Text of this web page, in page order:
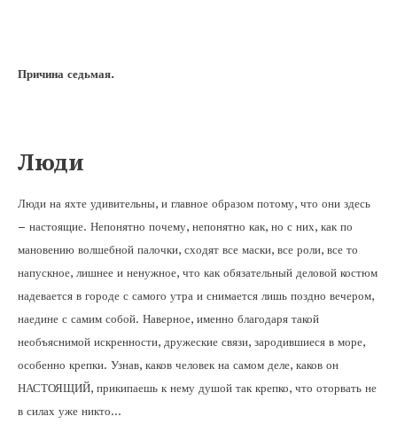
Причина седьмая.
Люди
Люди на яхте удивительны, и главное образом потому, что они здесь
– настоящие. Непонятно почему, непонятно как, но с них, как по
мановению волшебной палочки, сходят все маски, все роли, все то
напускное, лишнее и ненужное, что как обязательный деловой костюм
надевается в городе с самого утра и снимается лишь поздно вечером,
наедине с самим собой. Наверное, именно благодаря такой
необъяснимой искренности, дружеские связи, зародившиеся в море,
особенно крепки. Узнав, каков человек на самом деле, каков он
НАСТОЯЩИЙ, прикипаешь к нему душой так крепко, что оторвать не
в силах уже никто…